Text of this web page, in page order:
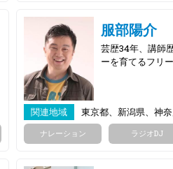
服部陽介
芸歴34年、講師
ーを育てるフリ
関連地域 東京都、新潟県、神
ナレーション ラジオDJ